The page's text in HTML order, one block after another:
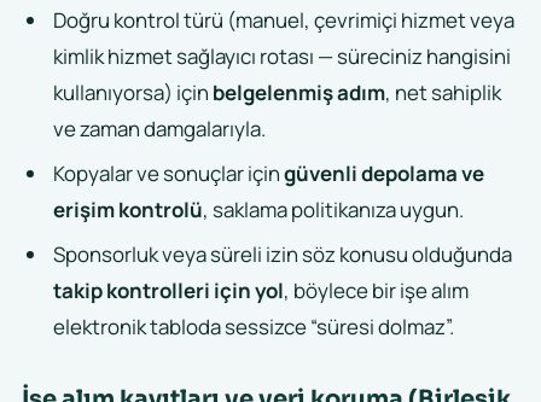
Doğru kontrol türü (manuel, çevrimiçi hizmet veya
kimlik hizmet sağlayıcı rotası — süreciniz hangisini
kullanıyorsa) için belgelenmiş adım, net sahiplik
ve zaman damgalarıyla.
Kopyalar ve sonuçlar içingüvenli depolama ve
erişim kontrolü, saklama politikanıza uygun.
Sponsorluk veya süreli izin söz konusu olduğunda
takip kontrolleri için yol, böylece bir işe alım
elektronik tabloda sessizce “süresi dolmaz”.